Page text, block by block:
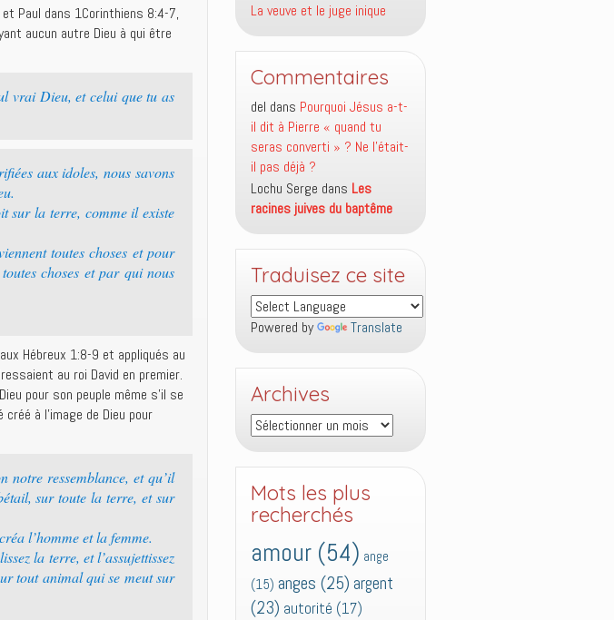
Paul dans 1Corinthiens 8:4-7,
aucun autre Dieu à qui être
vrai Dieu, et celui que tu as
aux idoles, nous savons
sur la terre, comme il existe
toutes choses et pour
choses et par qui nous
Hébreux 1:8-9 et appliqués au
au roi David en premier.
pour son peuple même s’il se
à l’image de Dieu pour
notre ressemblance, et qu’il
sur toute la terre, et sur
l’homme et la femme.
la terre, et l’assujettissez
tout animal qui se meut sur
La veuve et le juge inique
Commentaires
del dans Pourquoi Jésus a-t-
il dit à Pierre « quand tu
seras converti » ? Ne l’était-
il pas déjà ?
Lochu Serge dans Les
racines juives du baptême
Traduisez ce site
Powered by Translate
Archives
Archives
Mots les plus
recherchés
amour (54) ange
(15) anges (25) argent
(23) autorité (17)